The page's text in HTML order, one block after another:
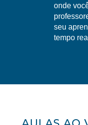
onde
seu
tempo